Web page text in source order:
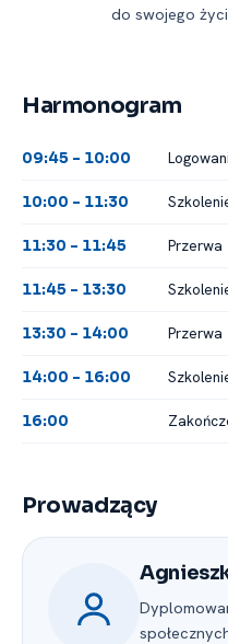
do swojego
Harmonogram
09:45 -⁠ 10:00
10:00 -⁠ 11:30
11:30 -⁠ 11:45 Przerwa
11:45 -⁠ 13:30
13:30 -⁠ 14:00 Przerwa
14:00 -⁠ 16:00
16:00
Prowadzący